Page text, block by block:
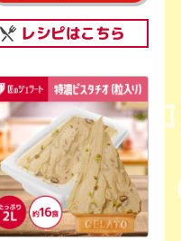
レシピはこちら